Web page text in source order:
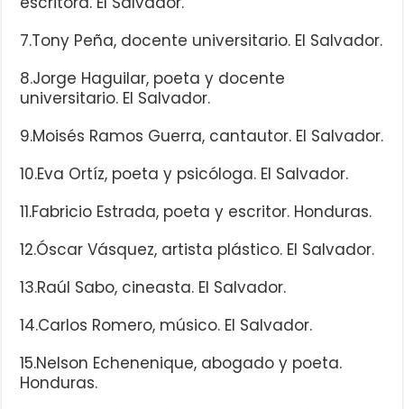
7.Tony Peña, docente universitario. El Salvador.
8.Jorge Haguilar, poeta y docente
universitario. El Salvador.
9.Moisés Ramos Guerra, cantautor. El Salvador.
10.Eva Ortíz, poeta y psicóloga. El Salvador.
11.Fabricio Estrada, poeta y escritor. Honduras.
12.Óscar Vásquez, artista plástico. El Salvador.
13.Raúl Sabo, cineasta. El Salvador.
14.Carlos Romero, músico. El Salvador.
15.Nelson Echenenique, abogado y poeta.
Honduras.